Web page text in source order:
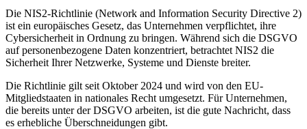
Die NIS2-Richtlinie (Network and Information Security Directive 2)
ist ein europäisches Gesetz, das Unternehmen verpflichtet, ihre
Cybersicherheit in Ordnung zu bringen. Während sich die DSGVO
auf personenbezogene Daten konzentriert, betrachtet NIS2 die
Sicherheit Ihrer Netzwerke, Systeme und Dienste breiter.
Die Richtlinie gilt seit Oktober 2024 und wird von den EU-
Mitgliedstaaten in nationales Recht umgesetzt. Für Unternehmen,
die bereits unter der DSGVO arbeiten, ist die gute Nachricht, dass
es erhebliche Überschneidungen gibt.